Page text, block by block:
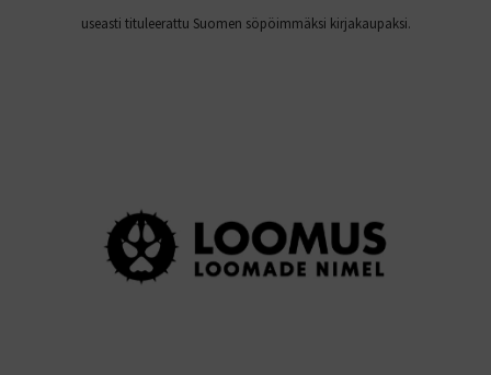
useasti tituleerattu Suomen söpöimmäksi kirjakaupaksi.